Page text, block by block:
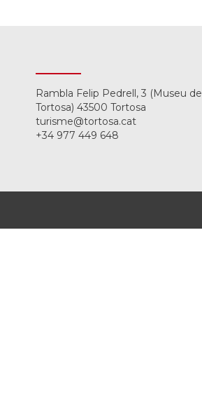
Rambla Felip Pedrell, 3 (Museu de
Tortosa) 43500 Tortosa
turisme@tortosa.cat
+34 977 449 648